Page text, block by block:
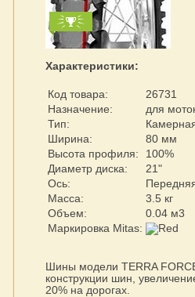
Характеристики:
Код товара:
26731
Назначение:
для
Тип:
Ширина:
80 мм
Высота профиля:
100%
Диаметр диска:
21"
Ось:
Масса:
3.5 кг
Объем:
0.04 м3
Маркировка Mitas:
Шины модели TERRA
конструкции шин,
20% на дорогах.